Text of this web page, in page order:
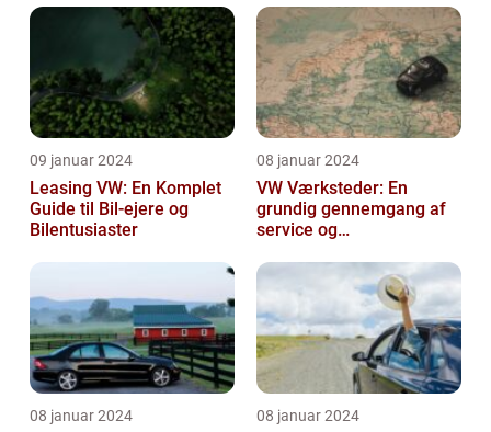
09 januar 2024
Leasing VW: En Komplet
Guide til Bil-ejere og
Bilentusiaster
08 januar 2024
VW Værksteder: En
grundig gennemgang af
service og
08 januar 2024 08 januar 2024